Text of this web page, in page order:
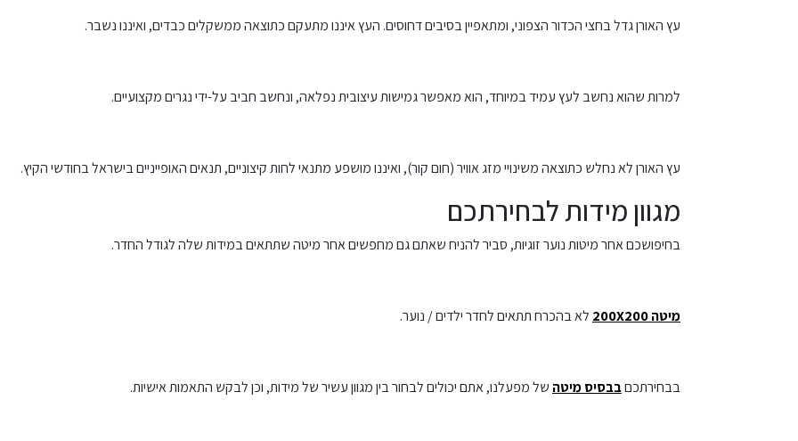
עץ האורן גדל בחצי הכדור הצפוני, ומתאפיין בסיבים דחוסים. העץ איננו מתעקם כתוצאה ממשקלים כבדים, ואיננו נשבר.
למרות שהוא נחשב לעץ עמיד במיוחד, הוא מאפשר גמישות עיצובית נפלאה, ונחשב חביב על-ידי נגרים מקצועיים.
עץ האורן לא נחלש כתוצאה משינויי מזג אוויר (חום קור), ואיננו מושפע מתנאי לחות קיצוניים, תנאים האופייניים בישראל בחודשי הקיץ.
מגוון מידות לבחירתכם
בחיפושכם אחר מיטות נוער זוגיות, סביר להניח שאתם גם מחפשים אחר מיטה שתתאים במידות שלה לגודל החדר.
מיטה 200X200 לא בהכרח תתאים לחדר ילדים / נוער.
בבחירתכםבבסיס מיטה של מפעלנו, אתם יכולים לבחור בין מגוון עשיר של מידות, וכן לבקש התאמות אישיות.